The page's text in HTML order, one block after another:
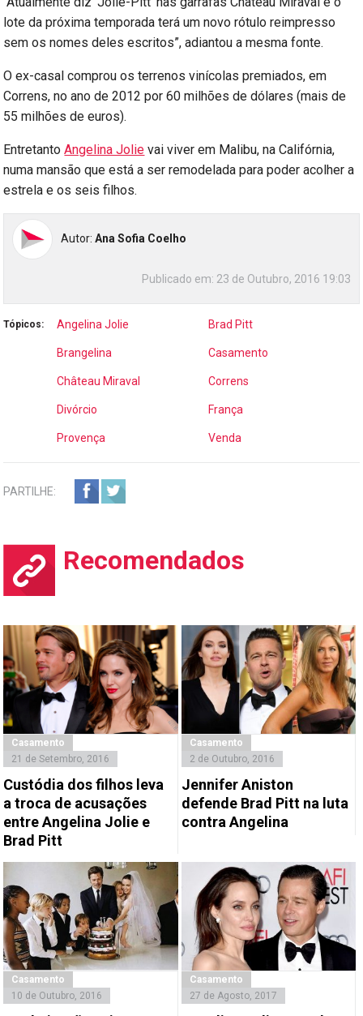
lote da próxima temporada terá um novo rótulo reimpresso
sem os nomes deles escritos”, adiantou a mesma fonte.
O ex-casal comprou os terrenos vinícolas premiados, em
Correns, no ano de 2012 por 60 milhões de dólares (mais de
55 milhões de euros).
EntretantoAngelina Jolie vai viver em Malibu, na Califórnia,
numa mansão que está a ser remodelada para poder acolher a
estrela e os seis filhos.
Autor:Ana Sofia Coelho
Publicado em: 23 de Outubro, 2016 19:03
Tópicos: Angelina Jolie Brad Pitt
Brangelina Casamento
Château Miraval Correns
Divórcio França
Provença Venda
PARTILHE:
Recomendados
Casamento
21 de Setembro, 2016
Custódia dos filhos leva
a troca de acusações
entre Angelina Jolie e
Brad Pitt
Casamento
2 de Outubro, 2016
Jennifer Aniston
defende Brad Pitt na luta
contra Angelina
Casamento
10 de Outubro, 2016
Casamento
27 de Agosto, 2017